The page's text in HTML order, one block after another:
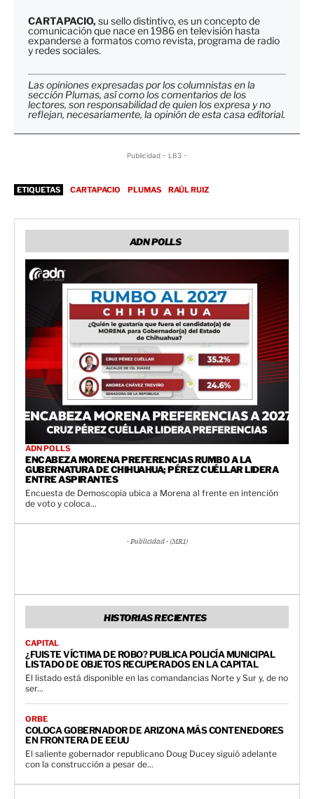
CARTAPACIO, su sello distintivo, es un concepto de
comunicación que nace en 1986 en televisión hasta
expanderse a formatos como revista, programa de radio
y redes sociales.
Las opiniones expresadas por los columnistas en la
sección Plumas, así como los comentarios de los
lectores, son responsabilidad de quien los expresa y no
reflejan, necesariamente, la opinión de esta casa editorial.
Publicidad - LB3 -
ETIQUETAS CARTAPACIO PLUMAS RAÚL RUIZ
ADN POLLS
ADN POLLS
ENCABEZA MORENA PREFERENCIAS RUMBO A LA
GUBERNATURA DE CHIHUAHUA; PÉREZ CUÉLLAR LIDERA
ENTRE ASPIRANTES
Encuesta de Demoscopia ubica a Morena al frente en intención
de voto y coloca...
- Publicidad - (MR1)
HISTORIAS RECIENTES
CAPITAL
¿FUISTE VÍCTIMA DE ROBO? PUBLICA POLICÍA MUNICIPAL
LISTADO DE OBJETOS RECUPERADOS EN LA CAPITAL
El listado está disponible en las comandancias Norte y Sur y, de no
ser...
ORBE
COLOCA GOBERNADOR DE ARIZONA MÁS CONTENEDORES
EN FRONTERA DE EEUU
El saliente gobernador republicano Doug Ducey siguió adelante
con la construcción a pesar de...